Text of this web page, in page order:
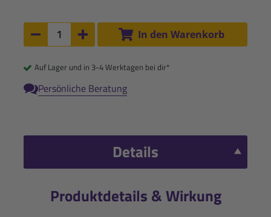
Anzahl:
Anzahl um 1 verringern
Anzahl um 1 erhöhen
In den Warenkorb
Auf Lager und in 3-4 Werktagen bei dir*
Persönliche Beratung
Details
Produktdetails & Wirkung